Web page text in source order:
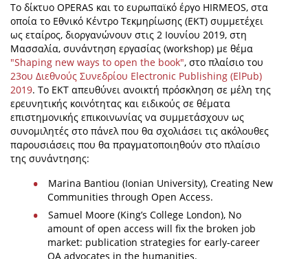
Το δίκτυο OPERAS και το ευρωπαϊκό έργο HIRMEOS, στα
οποία το Εθνικό Κέντρο Τεκμηρίωσης (ΕΚΤ) συμμετέχει
ως εταίρος, διοργανώνουν στις 2 Ιουνίου 2019, στη
Μασσαλία, συνάντηση εργασίας (workshop) με θέμα
"Shaping new ways to open the book", στο πλαίσιο του
23ου Διεθνούς Συνεδρίου Electronic Publishing (ElPub)
2019. Το ΕΚΤ απευθύνει ανοικτή πρόσκληση σε μέλη της
ερευνητικής κοινότητας και ειδικούς σε θέματα
επιστημονικής επικοινωνίας να συμμετάσχουν ως
συνομιλητές στο πάνελ που θα σχολιάσει τις ακόλουθες
παρουσιάσεις που θα πραγματοποιηθούν στο πλαίσιο
της συνάντησης:
Marina Bantiou (Ionian University), Creating New
Communities through Open Access.
Samuel Moore (King’s College London), No
amount of open access will fix the broken job
market: publication strategies for early-career
OA advocates in the humanities.